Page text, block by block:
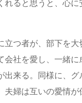
れると思うと、心に
立つ者が、部下を大
会社を愛し、一緒に
出来る。同様に、
夫婦は互いの愛情が